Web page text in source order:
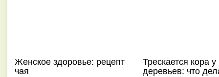
Женское здоровье: рецепт
чая
Трескается кора у
деревьев: что